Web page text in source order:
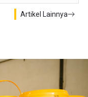
Artikel Lainnya